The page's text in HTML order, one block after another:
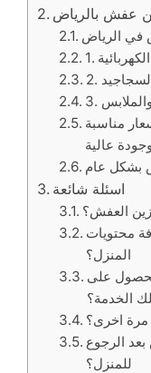
عفش بالرياض
الرياض
مناسبة
وجودة عالية
بشكل عام
العفش؟
محتويات
المنزل؟
على
الخدمة؟
اخرى؟
الرجوع
للمنزل؟